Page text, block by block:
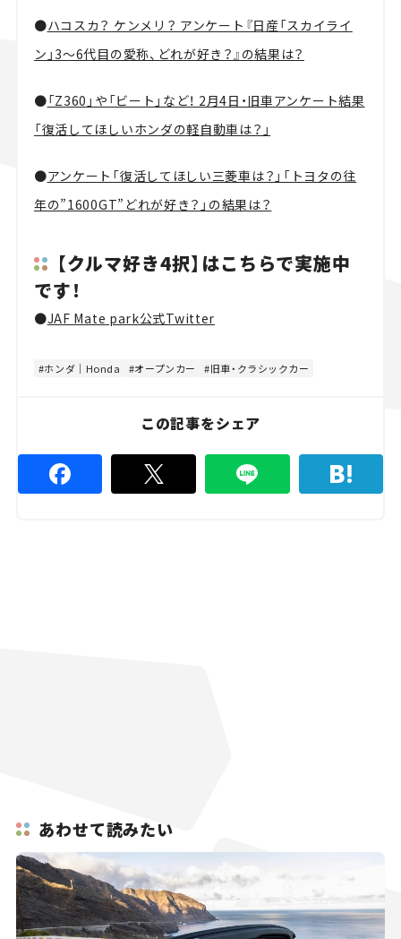
●ハコスカ？ ケンメリ？ アンケート『日産「スカイライ
ン」3～6代目の愛称、どれが好き？』の結果は？
●「Z360」や「ビート」など！ 2月4日・旧車アンケート結果
「復活してほしいホンダの軽自動車は？」
●アンケート「復活してほしい三菱車は？」「トヨタの往
年の”1600GT”どれが好き？」の結果は？
【クルマ好き4択】はこちらで実施中
です！
●JAF Mate park公式Twitter
ホンダ｜Honda オープンカー 旧車・クラシックカー
この記事をシェア
あわせて読みたい